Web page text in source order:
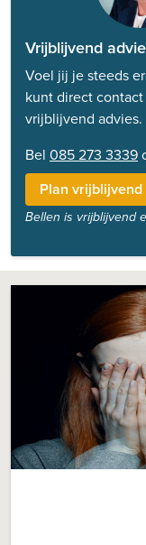
Vrijblijvend
Voel jij je steeds
kunt direct
vrijblijvend advies.
Bel 085 273 3339
Plan
Bellen is vrijblijvend